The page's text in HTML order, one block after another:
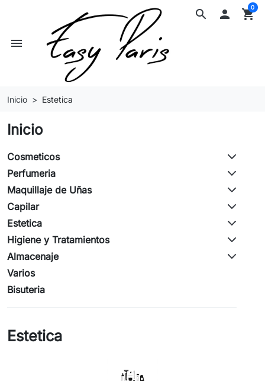
search
menu
 shopping_cart
0
Inicio Estetica
Inicio
Cosmeticos
Perfumeria
Maquillaje de Uñas
Capilar
Estetica
Higiene y Tratamientos
Almacenaje
Varios
Bisuteria
Estetica